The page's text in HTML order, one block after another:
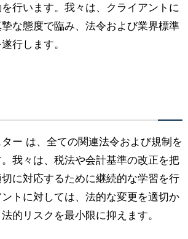
行います。我々は、クライアントに
な態度で臨み、法令および業界標準
行します。
ー は、全ての関連法令および規制を
我々は、税法や会計基準の改正を把
に対応するために継続的な学習を行
トに対しては、法的な変更を適切か
的リスクを最小限に抑えます。